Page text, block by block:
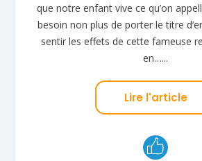
que notre enfant vive ce qu’on
besoin non plus de porter le titre
sentir les effets de cette fameuse
en…...
Lire l'article